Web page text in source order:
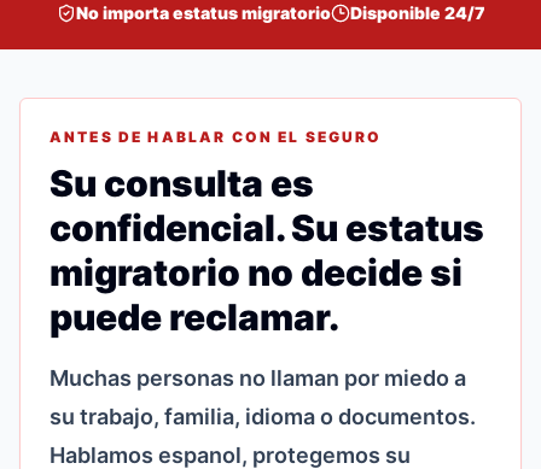
No importa estatus migratorio
Disponible 24/7
ANTES DE HABLAR CON EL SEGURO
Su consulta es
confidencial. Su estatus
migratorio no decide si
puede reclamar.
Muchas personas no llaman por miedo a
su trabajo, familia, idioma o documentos.
Hablamos espanol, protegemos su